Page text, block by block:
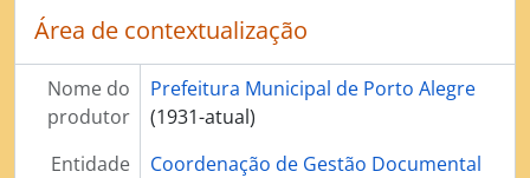
Área de contextualização
Nome do
produtor
Prefeitura Municipal de Porto Alegre
(1931-atual)
Entidade
Coordenação de Gestão Documental